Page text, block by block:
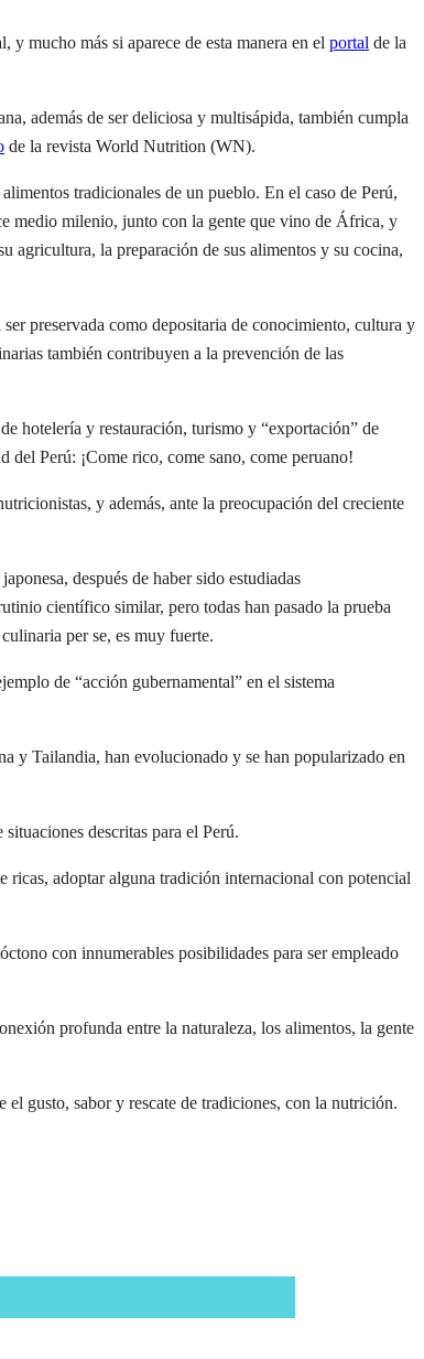
mucho más si aparece de esta manera en el portal de la
además de ser deliciosa y multisápida, también cumpla
de la revista World Nutrition (WN).
tradicionales de un pueblo. En el caso de Perú,
medio milenio, junto con la gente que vino de África, y
agricultura, la preparación de sus alimentos y su cocina,
preservada como depositaria de conocimiento, cultura y
también contribuyen a la prevención de las
hotelería y restauración, turismo y “exportación” de
del Perú: ¡Come rico, come sano, come peruano!
y además, ante la preocupación del creciente
después de haber sido estudiadas
científico similar, pero todas han pasado la prueba
per se, es muy fuerte.
de “acción gubernamental” en el sistema
y Tailandia, han evolucionado y se han popularizado en
descritas para el Perú.
ricas, adoptar alguna tradición internacional con potencial
con innumerables posibilidades para ser empleado
profunda entre la naturaleza, los alimentos, la gente
gusto, sabor y rescate de tradiciones, con la nutrición.